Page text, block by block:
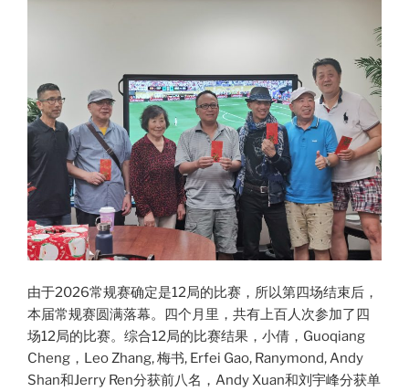
由于2026常规赛确定是12局的比赛，所以第四场结束后，
本届常规赛圆满落幕。四个月里，共有上百人次参加了四
场12局的比赛。综合12局的比赛结果，小倩，Guoqiang
Cheng，Leo Zhang, 梅书, Erfei Gao, Ranymond, Andy
Shan和Jerry Ren分获前八名，Andy Xuan和刘宇峰分获单